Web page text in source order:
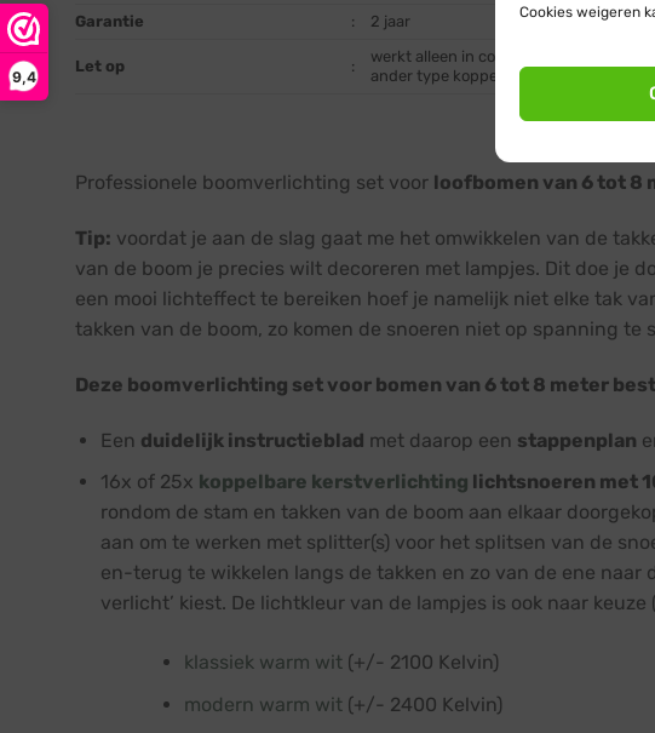
9,4
Cookies weigeren
Garantie
: 2 jaar
Let op :
werkt alleen in combinatie met
ander type koppeling)
Professionele boomverlichting set voor loofbomen van 6 tot 8
Tip: voordat je aan de slag gaat me het omwikkelen van de
van de boom je precies wilt decoreren met lampjes. Dit doe je
een mooi lichteffect te bereiken hoef je namelijk niet elke tak
takken van de boom, zo komen de snoeren niet op spanning te
Deze boomverlichting set voor bomen van 6 tot 8 meter
Een duidelijk instructieblad met daarop een stappenplan
16x of 25x koppelbare kerstverlichting lichtsnoeren met
rondom de stam en takken van de boom aan elkaar
aan om te werken met splitter(s) voor het splitsen van de
en-terug te wikkelen langs de takken en zo van de ene naar
verlicht’ kiest. De lichtkleur van de lampjes is ook naar
klassiek warm wit(+/- 2100 Kelvin)
modern warm wit(+/- 2400 Kelvin)